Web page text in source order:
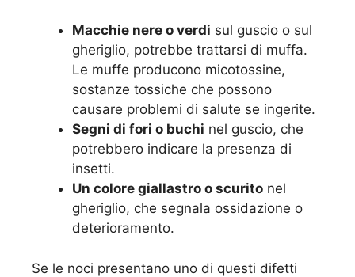
Macchie nere o verdi sul guscio o sul
gheriglio, potrebbe trattarsi di muffa.
Le muffe producono micotossine,
sostanze tossiche che possono
causare problemi di salute se ingerite.
Segni di fori o buchi nel guscio, che
potrebbero indicare la presenza di
insetti.
Un colore giallastro o scurito nel
gheriglio, che segnala ossidazione o
deterioramento.
Se le noci presentano uno di questi difetti